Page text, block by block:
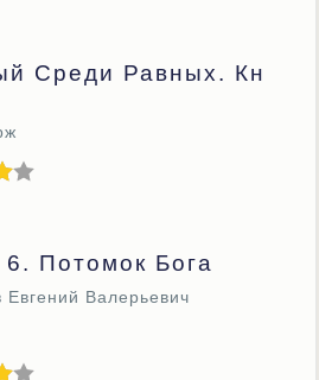
Среди Равных. Кн
6. Потомок Бога
Евгений Валерьевич